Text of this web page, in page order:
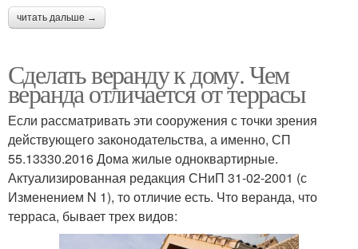
читать дальше →
Сделать веранду к дому. Чем
веранда отличается от террасы
Если рассматривать эти сооружения с точки зрения
действующего законодательства, а именно, СП
55.13330.2016 Дома жилые одноквартирные.
Актуализированная редакция СНиП 31-02-2001 (с
Изменением N 1), то отличие есть. Что веранда, что
терраса, бывает трех видов: